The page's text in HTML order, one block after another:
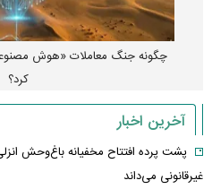
چگونه جنگ معاملات «هوش
کرد؟
آخرین اخبار
پشت پرده افتتاح مخفیانه باغ‌وحش
غیرقانونی می‌داند